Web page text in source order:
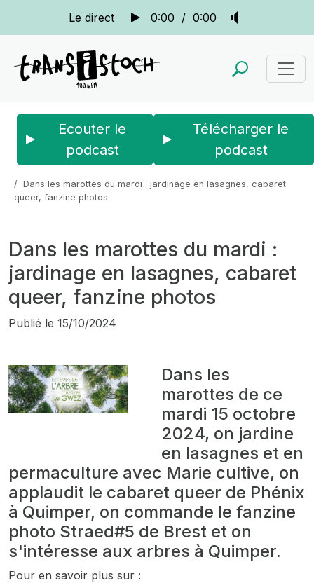
Le direct 0:00 / 0:00
Ecouter le
podcast
Télécharger le
podcast
Dans les marottes du mardi : jardinage en lasagnes, cabaret
queer, fanzine photos
Dans les marottes du mardi :
jardinage en lasagnes, cabaret
queer, fanzine photos
Publié le 15/10/2024
Dans les
marottes de ce
mardi 15 octobre
2024, on jardine
en lasagnes et en
permaculture avec Marie cultive, on
applaudit le cabaret queer de Phénix
à Quimper, on commande le fanzine
photo Straed#5 de Brest et on
s'intéresse aux arbres à Quimper.
Pour en savoir plus sur :